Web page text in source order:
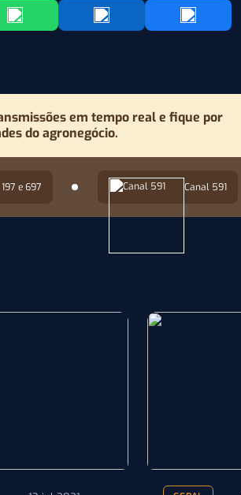
em tempo real e fique por
do agronegócio.
e 697 Canal 591